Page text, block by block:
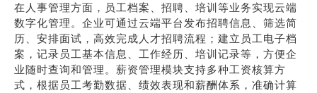
在人事管理方面，员工档案、招聘、培训等业务实现云端
数字化管理。企业可通过云端平台发布招聘信息、筛选简
历、安排面试，高效完成人才招聘流程；建立员工电子档
案，记录员工基本信息、工作经历、培训记录等，方便企
业随时查询和管理。薪资管理模块支持多种工资核算方
式，根据员工考勤数据、绩效表现和薪酬体系，准确计算